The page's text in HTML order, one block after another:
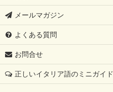
メールマガジン
よくある質問
お問合せ
正しいイタリア語のミニガイド